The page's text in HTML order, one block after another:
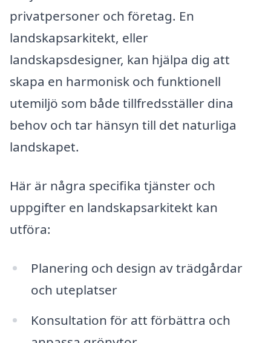
privatpersoner och företag. En
landskapsarkitekt, eller
landskapsdesigner, kan hjälpa dig att
skapa en harmonisk och funktionell
utemiljö som både tillfredsställer dina
behov och tar hänsyn till det naturliga
landskapet.
Här är några specifika tjänster och
uppgifter en landskapsarkitekt kan
utföra:
Planering och design av trädgårdar
och uteplatser
Konsultation för att förbättra och